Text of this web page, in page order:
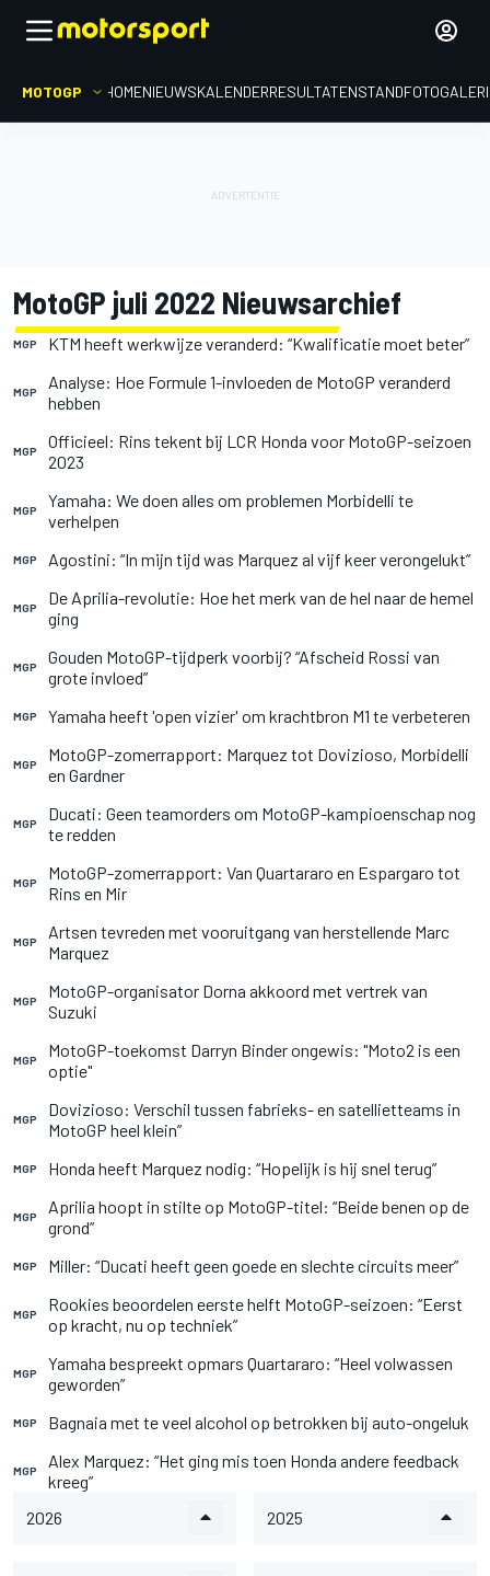
MOTOGP HOMENIEUWSKALENDERRESULTATENSTAND
MotoGP juli 2022 Nieuwsarchief
MGP KTM heeft werkwijze veranderd: “Kwalificatie moet beter”
MGP
Analyse: Hoe Formule 1-invloeden de MotoGP veranderd
hebben
MGP
Officieel: Rins tekent bij LCR Honda voor MotoGP-seizoen
2023
MGP
Yamaha: We doen alles om problemen Morbidelli te
verhelpen
MGP Agostini: “In mijn tijd was Marquez al vijf keer verongelukt”
MGP
De Aprilia-revolutie: Hoe het merk van de hel naar de hemel
ging
MGP
Gouden MotoGP-tijdperk voorbij? “Afscheid Rossi van
grote invloed”
MGP Yamaha heeft 'open vizier' om krachtbron M1 te verbeteren
MGP
MotoGP-zomerrapport: Marquez tot Dovizioso, Morbidelli
en Gardner
MGP
Ducati: Geen teamorders om MotoGP-kampioenschap nog
te redden
MGP
MotoGP-zomerrapport: Van Quartararo en Espargaro tot
Rins en Mir
MGP
Artsen tevreden met vooruitgang van herstellende Marc
Marquez
MGP
MotoGP-organisator Dorna akkoord met vertrek van
Suzuki
MGP
MotoGP-toekomst Darryn Binder ongewis: "Moto2 is een
optie"
MGP
Dovizioso: Verschil tussen fabrieks- en satellietteams in
MotoGP heel klein”
MGP Honda heeft Marquez nodig: “Hopelijk is hij snel terug”
MGP
Aprilia hoopt in stilte op MotoGP-titel: “Beide benen op de
grond”
MGP Miller: “Ducati heeft geen goede en slechte circuits meer”
MGP
Rookies beoordelen eerste helft MotoGP-seizoen: “Eerst
op kracht, nu op techniek”
MGP
Yamaha bespreekt opmars Quartararo: “Heel volwassen
geworden”
MGP Bagnaia met te veel alcohol op betrokken bij auto-ongeluk
MGP
Alex Marquez: “Het ging mis toen Honda andere feedback
kreeg”
2026
2025